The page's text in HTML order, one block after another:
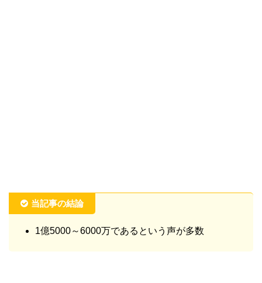
当記事の結論
1億5000～6000万であるという声が多数